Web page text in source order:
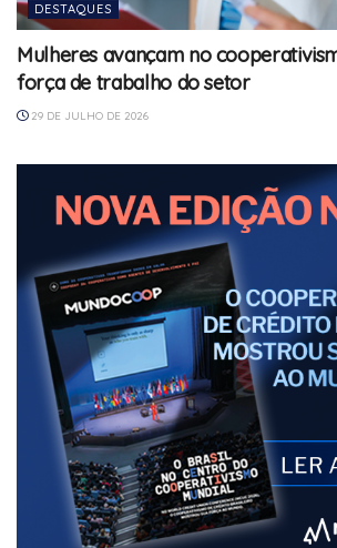
DESTAQUES
Mulheres avançam no
força de trabalho do setor
29 DE JULHO DE 2026